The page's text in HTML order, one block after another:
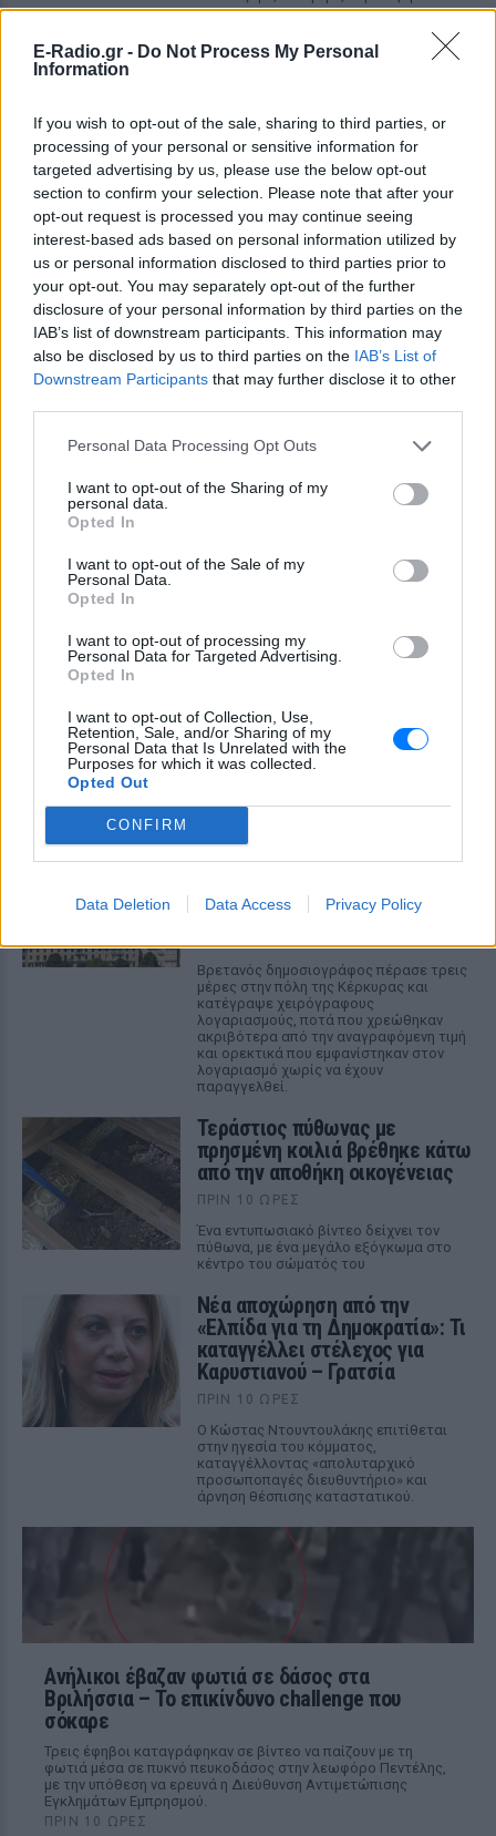
E-Radio.gr - Do Not Process My Personal
Information
If you wish to opt-out of the sale, sharing to third parties, or
processing of your personal or sensitive information for
targeted advertising by us, please use the below opt-out
section to confirm your selection. Please note that after your
opt-out request is processed you may continue seeing
interest-based ads based on personal information utilized by
us or personal information disclosed to third parties prior to
your opt-out. You may separately opt-out of the further
disclosure of your personal information by third parties on the
IAB’s list of downstream participants. This information may
also be disclosed by us to third parties on the IAB’s List of
Downstream Participants that may further disclose it to other
Personal Data Processing Opt Outs
I want to opt-out of the Sharing of my
personal data.
Opted In
I want to opt-out of the Sale of my
Personal Data.
Opted In
I want to opt-out of processing my
Personal Data for Targeted Advertising.
Opted In
I want to opt-out of Collection, Use,
Retention, Sale, and/or Sharing of my
Personal Data that Is Unrelated with the
Purposes for which it was collected.
Opted Out
CONFIRM
Data Deletion Data Access Privacy Policy
Φωτιά στον Κουβαρά Αττικής:
Μήνυμα 112 για απομάκρυνση –
Εστάλησαν δύο μηνύματα εκκένωσης από
το 112, ενώ στη μάχη με τις φλόγες
συμμετέχουν και πυροσβέστες από
Γαλλία και Ρουμανία
Καρυστιανού: «Νομικές
συνέπειες» για όσους
επιτίθενται στην Ελπίδα – Τι
είπε για «παρακίνημα» και
Αυγερινό
ΠΡΙΝ 10 ΏΡΕΣ
Η πρόεδρος της Ελπίδας για τη
κινητοποίηση υπέρ του Αυγερινού μέσα
πραγματοποιούνται εσωτερικές εκλογές
Σκέρτσος: Γιατί το «7 στους 10 Έλληνες έχουν
καταθέσεις κάτω από 1.000 ευρώ» είναι
παραπλανητικό
Ο υπουργός Επικρατείας εξηγεί τη «στατιστική παγίδα» στα
δεδομένα του ΤΕΚΕ και παρουσιάζει στοιχεία που δείχνουν
αύξηση 39,8% στις καταθέσεις φυσικών προσώπων από το
2018 έως το 2025.
ΠΡΙΝ 10 ΏΡΕΣ
Daily Mail: Κρυφές χρεώσεις σε
μπαρ και εστιατόρια της
Κέρκυρας ‑ Τι αποκάλυψε η
έρευνα
Βρετανός δημοσιογράφος πέρασε τρεις
μέρες στην πόλη της Κέρκυρας και
κατέγραψε χειρόγραφους
λογαριασμούς, ποτά που χρεώθηκαν
ακριβότερα από την αναγραφόμενη τιμή
και ορεκτικά που εμφανίστηκαν στον
λογαριασμό χωρίς να έχουν
παραγγελθεί.
Τεράστιος πύθωνας με
πρησμένη κοιλιά βρέθηκε κάτω
από την αποθήκη οικογένειας
ΠΡΙΝ 10 ΏΡΕΣ
Ένα εντυπωσιακό βίντεο δείχνει τον
πύθωνα, με ένα μεγάλο εξόγκωμα στο
κέντρο του σώματός του
Νέα αποχώρηση από την
«Ελπίδα για τη Δημοκρατία»: Τι
καταγγέλλει στέλεχος για
Καρυστιανού – Γρατσία
ΠΡΙΝ 10 ΏΡΕΣ
Ο Κώστας Ντουντουλάκης επιτίθεται
στην ηγεσία του κόμματος,
καταγγέλλοντας «απολυταρχικό
προσωποπαγές διευθυντήριο» και
άρνηση θέσπισης καταστατικού.
Ανήλικοι έβαζαν φωτιά σε δάσος στα
Βριλήσσια – Το επικίνδυνο challenge που
σόκαρε
Τρεις έφηβοι καταγράφηκαν σε βίντεο να παίζουν με τη
φωτιά μέσα σε πυκνό πευκοδάσος στην λεωφόρο Πεντέλης,
με την υπόθεση να ερευνά η Διεύθυνση Αντιμετώπισης
Εγκλημάτων Εμπρησμού.
ΠΡΙΝ 10 ΏΡΕΣ